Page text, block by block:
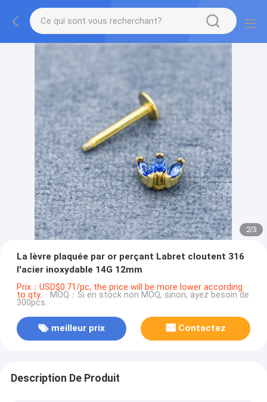
2/3
La lèvre plaquée par or perçant Labret cloutent 316
l'acier inoxydable 14G 12mm
Prix：USD$0.71/pc, the price will be more lower according
to qty. MOQ：Si en stock non MOQ, sinon, ayez besoin de
300pcs.
meilleur prix Contactez
Description De Produit